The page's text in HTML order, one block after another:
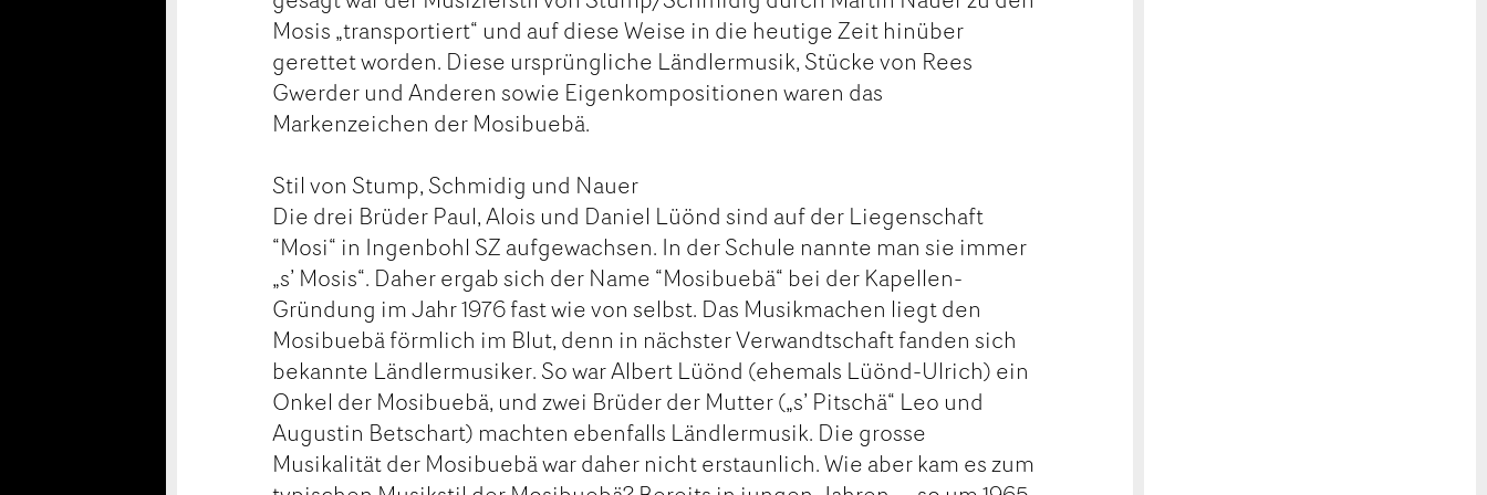
Mosis „transportiert“ und auf diese Weise in die heutige Zeit hinüber
gerettet worden. Diese ursprüngliche Ländlermusik, Stücke von Rees
Gwerder und Anderen sowie Eigenkompositionen waren das
Markenzeichen der Mosibuebä.
Stil von Stump, Schmidig und Nauer
Die drei Brüder Paul, Alois und Daniel Lüönd sind auf der Liegenschaft
“Mosi“ in Ingenbohl SZ aufgewachsen. In der Schule nannte man sie immer
„s’ Mosis“. Daher ergab sich der Name “Mosibuebä“ bei der Kapellen-
Gründung im Jahr 1976 fast wie von selbst. Das Musikmachen liegt den
Mosibuebä förmlich im Blut, denn in nächster Verwandtschaft fanden sich
bekannte Ländlermusiker. So war Albert Lüönd (ehemals Lüönd-Ulrich) ein
Onkel der Mosibuebä, und zwei Brüder der Mutter („s’ Pitschä“ Leo und
Augustin Betschart) machten ebenfalls Ländlermusik. Die grosse
Musikalität der Mosibuebä war daher nicht erstaunlich. Wie aber kam es zum